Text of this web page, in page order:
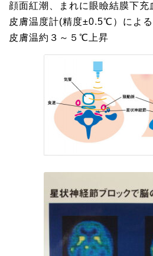
顔面紅潮、まれに眼瞼結膜下充
皮膚温度計(精度±0.5℃）によ
皮膚温約３～５℃上昇